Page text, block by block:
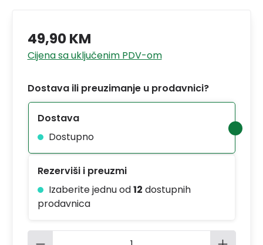
49,90 KM
Cijena sa uključenim PDV-om
Dostava ili preuzimanje u prodavnici?
Dostava
Dostupno
Rezerviši i preuzmi
Izaberite jednu od12 dostupnih
prodavnica
Količina proizvoda: Unesite